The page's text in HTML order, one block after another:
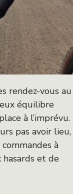
rendez-vous au
équilibre
à l’imprévu.
pas avoir lieu,
à
hasards et de